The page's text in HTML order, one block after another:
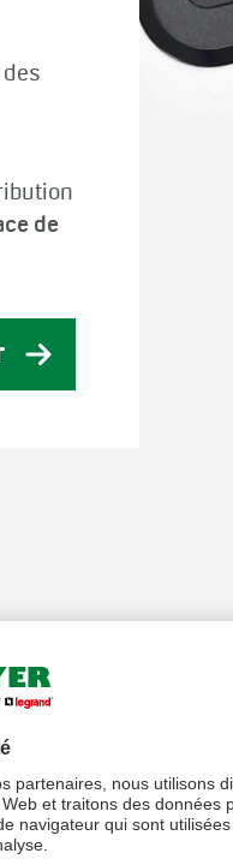
de
des